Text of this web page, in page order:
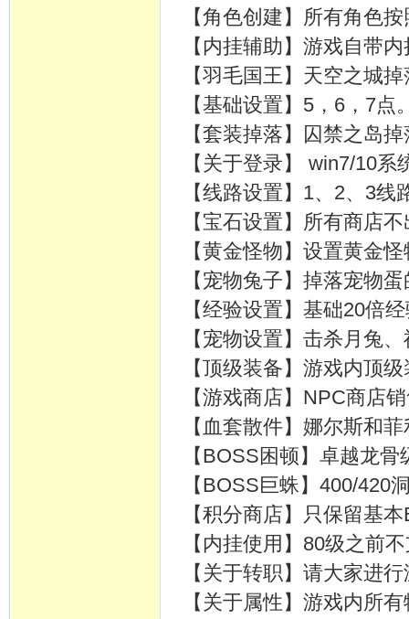
【角色创建】所有角色
【内挂辅助】游戏自带
【羽毛国王】天空之城
【基础设置】5，6，7
【套装掉落】囚禁之岛
【关于登录】 win7/10
【线路设置】1、2、3
【宝石设置】所有商店
【黄金怪物】设置黄金
【宠物兔子】掉落宠物
【经验设置】基础20倍
【宠物设置】击杀月兔
【顶级装备】游戏内顶
【游戏商店】NPC商店
【血套散件】娜尔斯和
【BOSS困顿】卓越龙
【BOSS巨蛛】400/
【积分商店】只保留基
【内挂使用】80级之前
【关于转职】请大家进
【关于属性】游戏内所